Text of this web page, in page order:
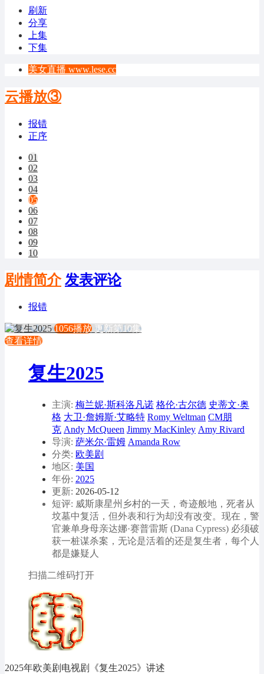
刷新
分享
上集
下集
美女直播 www.lese.cc
云播放③
报错
正序
01
02
03
04
05
06
07
08
09
10
剧情简介 发表评论
报错
1056播放 更新第10集
查看详情
复生2025
主演: 梅兰妮·斯科洛凡诺 格伦·古尔德 史蒂文·奥
格 大卫·詹姆斯·艾略特 Romy Weltman CM朋
克 Andy McQueen Jimmy MacKinley Amy Rivard
导演: 萨米尔·雷姆 Amanda Row
分类: 欧美剧
地区: 美国
年份: 2025
更新: 2026-05-12
短评: 威斯康星州乡村的一天，奇迹般地，死者从
坟墓中复活，但外表和行为却没有改变。现在，警
官兼单身母亲达娜·赛普雷斯 (Dana Cypress) 必须破
获一桩谋杀案，无论是活着的还是复生者，每个人
都是嫌疑人
扫描二维码打开
2025年欧美剧电视剧《复生2025》讲述